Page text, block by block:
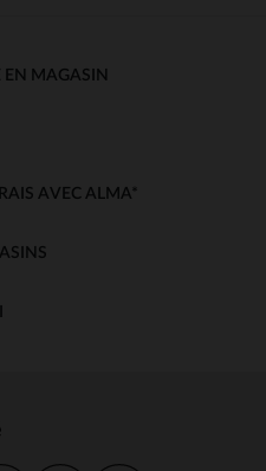
EN MAGASIN
AVEC ALMA*